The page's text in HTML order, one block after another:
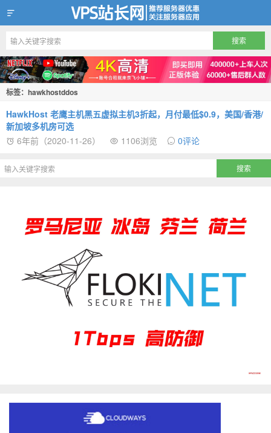
VPS站长网
标签：hawkhostddos
HawkHost 老鹰主机黑五虚拟主机3折起，月付最低$0.9，美国/香港/
新加坡多机房可选
6年前（2020-11-26）
1106浏览 0评论